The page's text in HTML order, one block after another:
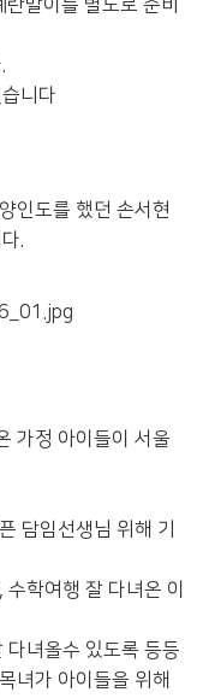
말이를 별도로 준비
니다
인도를 했던 손서현
.
가정 아이들이 서울
담임선생님 위해 기
학여행 잘 다녀온 이
다녀올수 있도록 등등
녀가 아이들을 위해